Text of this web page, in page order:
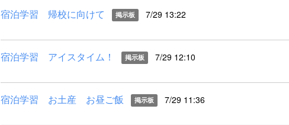
宿泊学習 帰校に向けて 掲示板 7/29 13:22
宿泊学習 アイスタイム！ 掲示板 7/29 12:10
宿泊学習 お土産 お昼ご飯 掲示板 7/29 11:36